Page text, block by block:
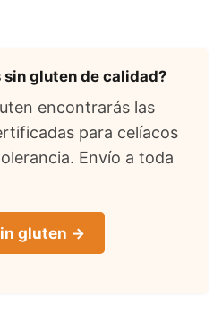
sin gluten de calidad?
encontrarás las
para celíacos
Envío a toda
gluten →